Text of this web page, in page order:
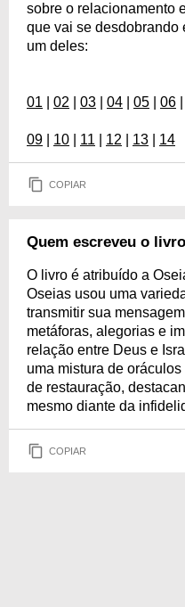
sobre o relacionamento
que vai se desdobrando
um deles:
01 02 03 04 05 06
09 10 11 12 13 14
COPIAR
Quem escreveu o
O livro é atribuído a
Oseias usou uma
transmitir sua
metáforas, alegorias e
relação entre Deus e
uma mistura de
de restauração,
mesmo diante da
COPIAR